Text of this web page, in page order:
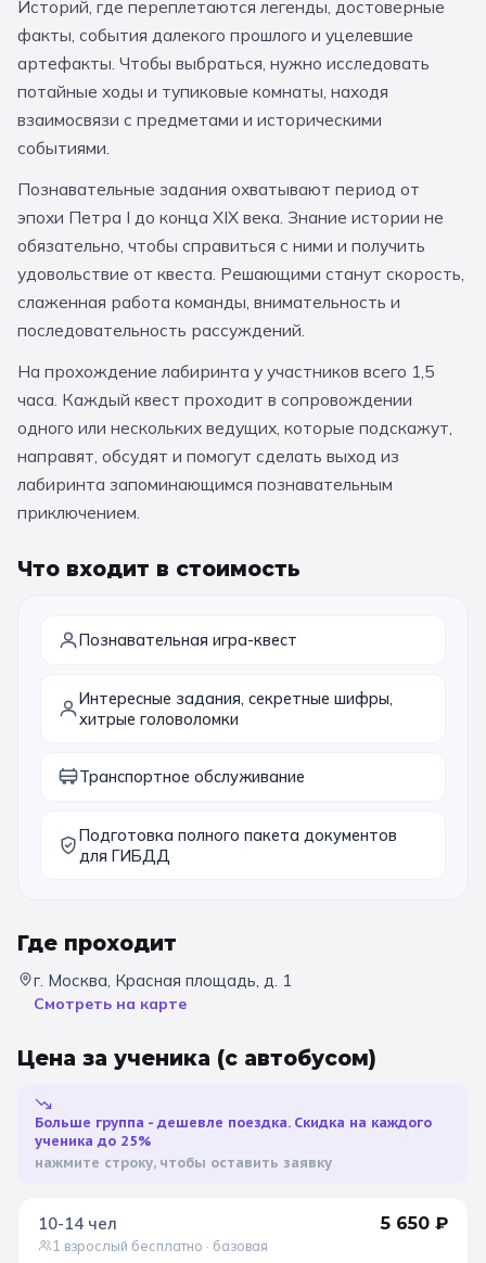
За кулисами театров
Усадьбы и заповедники Экологические
Народные промыслы
Квесты
🎓 ПО КЛАССАМ
Все классы
Дошкольники
Начальные классы
5 класс
7 класс 8 класс
11 класс
📚 ПО ПРЕДМЕТАМ
Все предметы
Все музеи Музей космонавтики
Санкт-Петербург
Золотое кольцо
Великий Новгород Архангельск
Рязань Мурманск Волгоград
Историй, где переплетаются легенды, достоверные
факты, события далекого прошлого и уцелевшие
артефакты. Чтобы выбраться, нужно исследовать
потайные ходы и тупиковые комнаты, находя
взаимосвязи с предметами и историческими
событиями.
Познавательные задания охватывают период от
эпохи Петра I до конца XIX века. Знание истории не
обязательно, чтобы справиться с ними и получить
удовольствие от квеста. Решающими станут скорость,
слаженная работа команды, внимательность и
последовательность рассуждений.
На прохождение лабиринта у участников всего 1,5
часа. Каждый квест проходит в сопровождении
одного или нескольких ведущих, которые подскажут,
направят, обсудят и помогут сделать выход из
лабиринта запоминающимся познавательным
приключением.
Что входит в стоимость
Познавательная игра-квест
Интересные задания, секретные шифры,
хитрые головоломки
Транспортное обслуживание
Подготовка полного пакета документов
для ГИБДД
Где проходит
г. Москва, Красная площадь, д. 1
Смотреть на карте
Цена за ученика (с автобусом)
Больше группа - дешевле поездка. Скидка на каждого
ученика до 25%
нажмите строку, чтобы оставить заявку
10-14 чел
1 взрослый бесплатно · базовая
5 650 ₽